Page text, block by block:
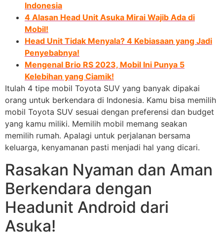
Indonesia
4 Alasan Head Unit Asuka Mirai Wajib Ada di
Mobil!
Head Unit Tidak Menyala? 4 Kebiasaan yang Jadi
Penyebabnya!
Mengenal Brio RS 2023, Mobil Ini Punya 5
Kelebihan yang Ciamik!
Itulah 4 tipe mobil Toyota SUV yang banyak dipakai
orang untuk berkendara di Indonesia. Kamu bisa memilih
mobil Toyota SUV sesuai dengan preferensi dan budget
yang kamu miliki. Memilih mobil memang seakan
memilih rumah. Apalagi untuk perjalanan bersama
keluarga, kenyamanan pasti menjadi hal yang dicari.
Rasakan Nyaman dan Aman
Berkendara dengan
Headunit Android dari
Asuka!